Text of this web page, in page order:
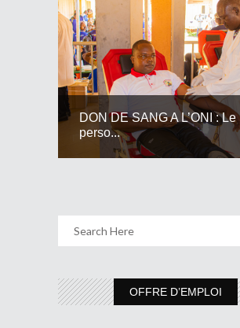
DON DE SANG A L’ONI : Le
perso...
OFFRE D’EMPLOI